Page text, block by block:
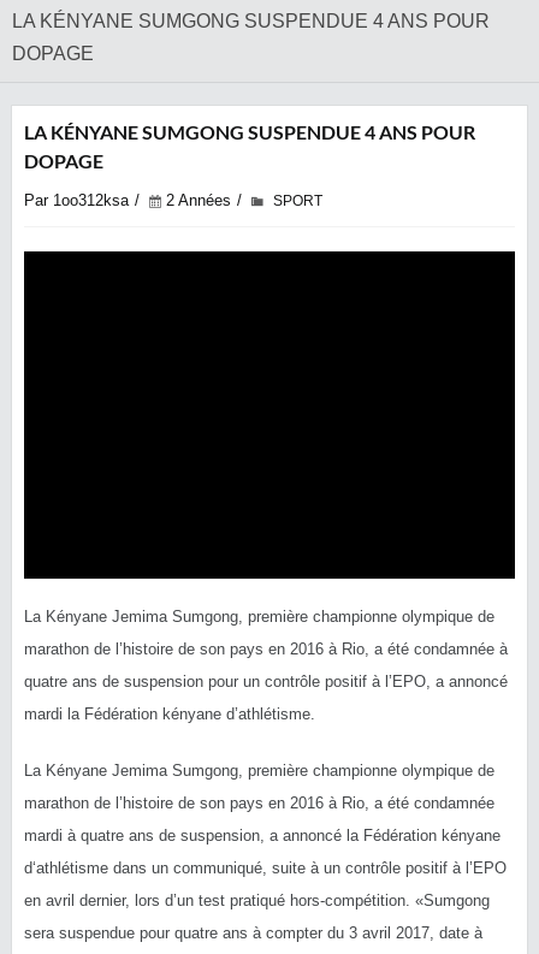
LA KÉNYANE SUMGONG SUSPENDUE 4 ANS POUR
DOPAGE
LA KÉNYANE SUMGONG SUSPENDUE 4 ANS POUR
DOPAGE
Par 1oo312ksa 2 Années SPORT
La Kényane Jemima Sumgong, première championne olympique de
marathon de l’histoire de son pays en 2016 à Rio, a été condamnée à
quatre ans de suspension pour un contrôle positif à l’EPO, a annoncé
mardi la Fédération kényane d’athlétisme.
La Kényane Jemima Sumgong, première championne olympique de
marathon de l’histoire de son pays en 2016 à Rio, a été condamnée
mardi à quatre ans de suspension, a annoncé la Fédération kényane
d‘athlétisme dans un communiqué, suite à un contrôle positif à l’EPO
en avril dernier, lors d’un test pratiqué hors-compétition. «Sumgong
sera suspendue pour quatre ans à compter du 3 avril 2017, date à